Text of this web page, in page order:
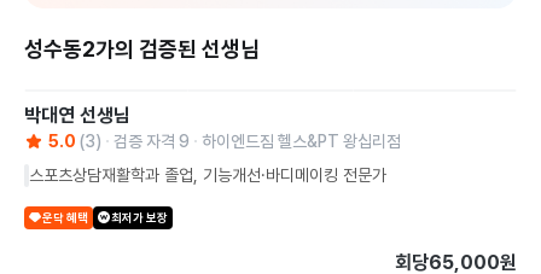
성수동2가의 검증된 선생님
박대연 선생님
5.0 (3) 검증 자격 9
하이엔드짐 헬스&PT 왕십리점
스포츠상담재활학과 졸업, 기능개선·바디메이킹 전문가
운닥 혜택 최저가 보장
회당65,000원